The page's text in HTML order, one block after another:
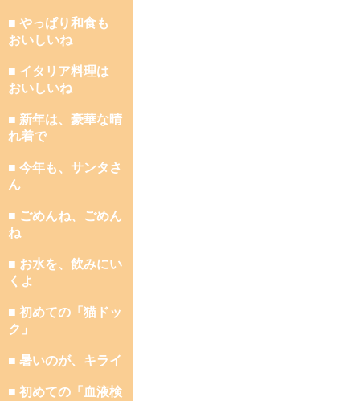
■ やっぱり和食も
おいしいね
■ イタリア料理は
おいしいね
■ 新年は、豪華な晴
れ着で
■ 今年も、サンタさ
ん
■ ごめんね、ごめん
ね
■ お水を、飲みにい
くよ
■ 初めての「猫ドッ
ク」
■ 暑いのが、キライ
■ 初めての「血液検